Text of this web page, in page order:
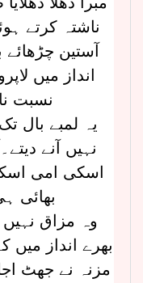
ناشتہ کرتے
آستین
انداز میں
نسبت
یہ لمبے بال
نہیں آنے
اسکی امی
بھائی
وہ مزاق
بھرے انداز
مزنہ نے جھٹ